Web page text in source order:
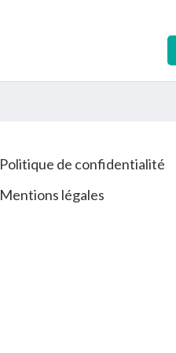
Politique de confidentialité
Mentions légales